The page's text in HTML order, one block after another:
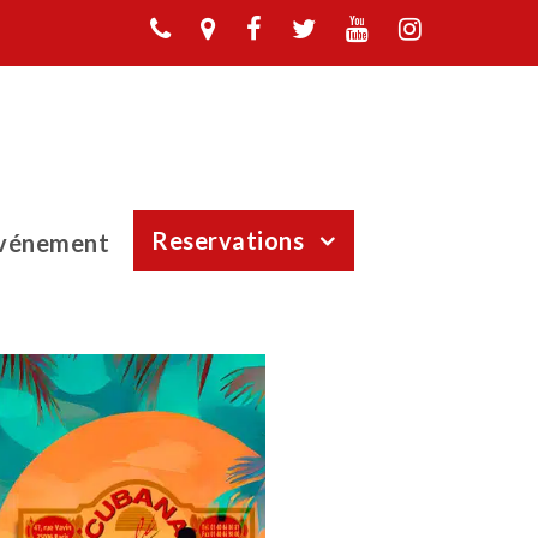
Reservations